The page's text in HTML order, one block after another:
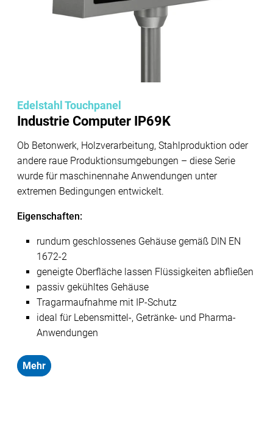
Edelstahl Touchpanel
Industrie Computer IP69K
Ob Betonwerk, Holzverarbeitung, Stahlproduktion oder
andere raue Produktionsumgebungen – diese Serie
wurde für maschinennahe Anwendungen unter
extremen Bedingungen entwickelt.
Eigenschaften:
rundum geschlossenes Gehäuse gemäß DIN EN
1672-2
geneigte Oberfläche lassen Flüssigkeiten abfließen
passiv gekühltes Gehäuse
Tragarmaufnahme mit IP-Schutz
ideal für Lebensmittel-, Getränke- und Pharma-
Anwendungen
Mehr